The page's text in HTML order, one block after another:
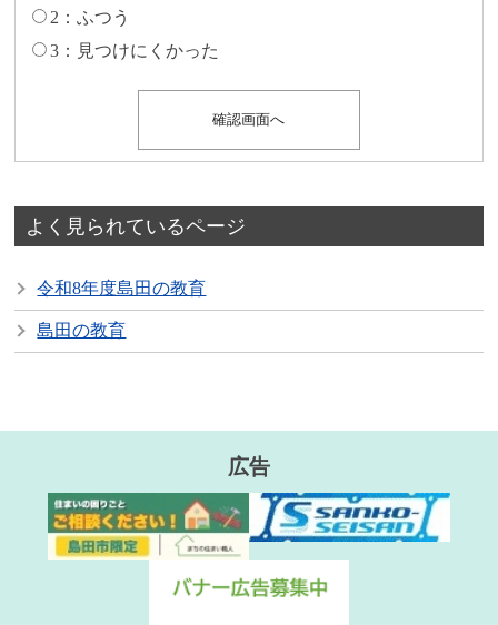
2：ふつう
3：見つけにくかった
よく見られているページ
令和8年度島田の教育
島田の教育
広告